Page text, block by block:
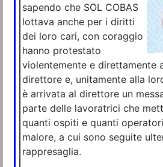
sapendo che SOL COBAS
lottava anche per i diritti
dei loro cari, con coraggio
hanno protestato
violentemente e direttamente
direttore e, unitamente alla
è arrivata al direttore un
parte delle lavoratrici che
quanti ospiti e quanti
malore, a cui sono seguite
rappresaglia.